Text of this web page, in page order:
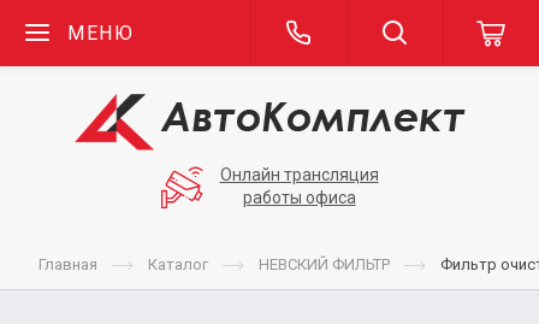
МЕНЮ
Онлайн трансляция
работы офиса
Главная Каталог НЕВСКИЙ ФИЛЬТР Фильтр